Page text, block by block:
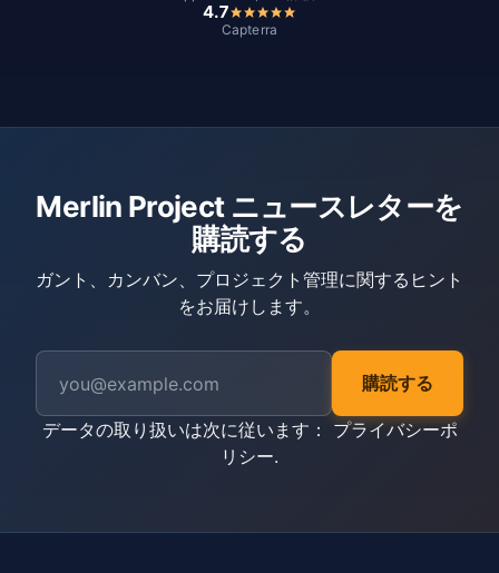
4.7
Capterra
Merlin Project ニュースレターを
購読する
ガント、カンバン、プロジェクト管理に関するヒント
をお届けします。
購読する
データの取り扱いは次に従います： プライバシーポ
リシー.